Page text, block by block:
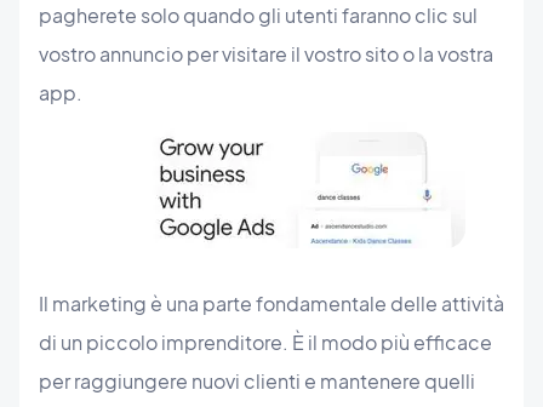
pagherete solo quando gli utenti faranno clic sul
vostro annuncio per visitare il vostro sito o la vostra
app.
Il marketing è una parte fondamentale delle attività
di un piccolo imprenditore. È il modo più efficace
per raggiungere nuovi clienti e mantenere quelli